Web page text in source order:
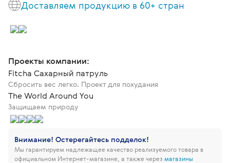
Доставляем продукцию в 60+ стран
Проекты компании:
Fitcha Сахарный патруль
Сбросить вес легко. Проект для похудания
The World Around You
Защищаем природу
Внимание! Остерегайтесь подделок!
Мы гарантируем надлежащее качество реализуемого товара в
официальном Интернет-магазине, а также через магазины